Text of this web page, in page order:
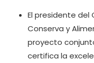
El presidente del
Conserva y
proyecto
certifica la